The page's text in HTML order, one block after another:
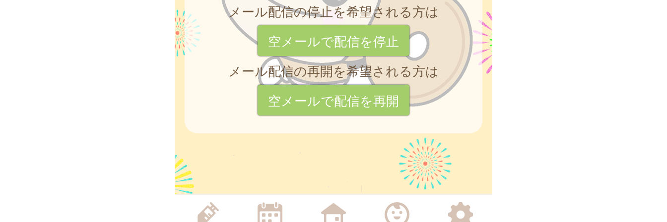
メール配信の停止を希望される方は
空メールで配信を停止
メール配信の再開を希望される方は
空メールで配信を再開